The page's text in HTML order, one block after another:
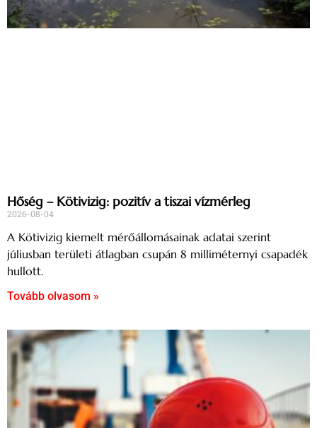
Hőség – Kötivizig: pozitív a tiszai vízmérleg
2026-08-04
A Kötivizig kiemelt mérőállomásainak adatai szerint
júliusban területi átlagban csupán 8 milliméternyi csapadék
hullott.
Tovább olvasom »